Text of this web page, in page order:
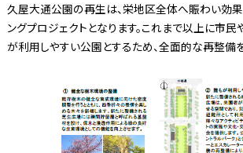
久屋大通公園の再生は、栄地区全体へ賑わい効
ングプロジェクトとなります。これまで以上に市
が利用しやすい公園とするため、全面的な再整備